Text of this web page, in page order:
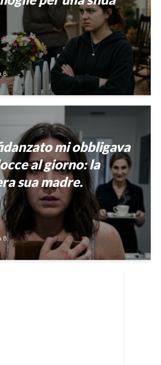
B.
mi obbligava
al giorno: la
sua madre.
B.